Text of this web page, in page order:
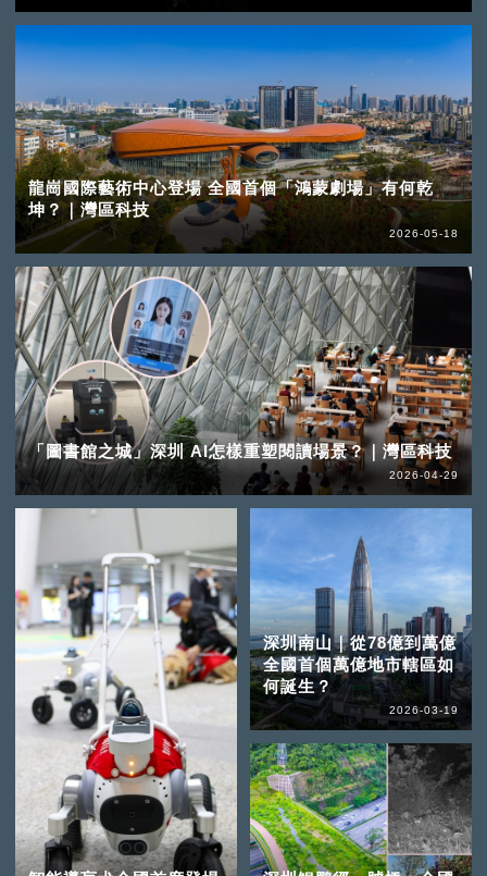
龍崗國際藝術中心登場 全國首個「鴻蒙劇場」有何乾
坤？｜灣區科技
2026-05-18
「圖書館之城」深圳 AI怎樣重塑閱讀場景？｜灣區科技
2026-04-29
深圳南山｜從78億到萬億
全國首個萬億地市轄區如
何誕生？
2026-03-19